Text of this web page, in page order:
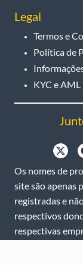
Legal
Termos e
Política de
KYC e AML
Os nomes de
site são apenas
registradas e
respectivos
respectivas